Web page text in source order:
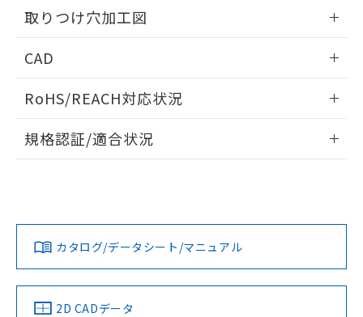
取りつけ穴加工図
CAD
ドすることができます。
ログイン/会員登録
ダウンロードデータをご利用いただく前に、以下を必ずお読
みください。
ソフトウェアの使用条件
RoHS/REACH対応状況
EU RoHS 注意事項・凡例
対応済み
中国 RoHS 注意事項・凡例
規格認証/適合状況
カタログ/データシート/マニュアル
2D CADデータ
ものではありません。
また、RoHS指令のフタル酸エステル類４
欄に対応日を記載しておりました。
既に当社にて対応品への在庫切替を完了
していることから、特段のことがない限
り、2022年1月12日より割愛しておりま
す。